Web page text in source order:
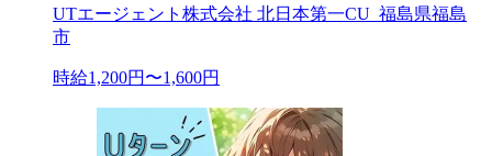
UTエージェント株式会社 北日本第一CU_福島県福島
市
時給1,200円〜1,600円